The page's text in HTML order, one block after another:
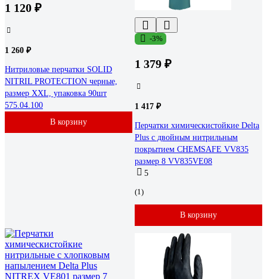
1 120 ₽
1 260 ₽
Нитриловые перчатки SOLID
NITRIL PROTECTION черные,
размер XXL, упаковка 90шт
575.04.100
В корзину
-3%
1 379 ₽
1 417 ₽
Перчатки химическистойкие Delta
Plus с двойным нитрильным
покрытием CHEMSAFE VV835
размер 8 VV835VE08
5
(1)
В корзину